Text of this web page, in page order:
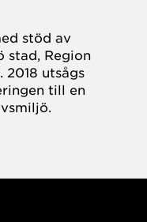
stöd av
stad, Region
2018 utsågs
till en